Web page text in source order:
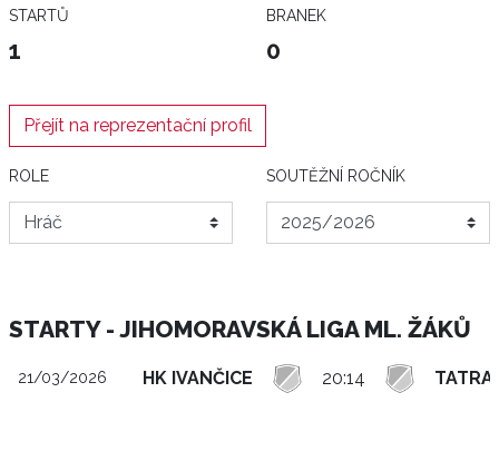
STARTŮ
1
BRANEK
0
Přejít na reprezentační profil
ROLE SOUTĚŽNÍ ROČNÍK
STARTY - JIHOMORAVSKÁ LIGA ML. ŽÁKŮ
21/03/2026 HK IVANČICE 20:14